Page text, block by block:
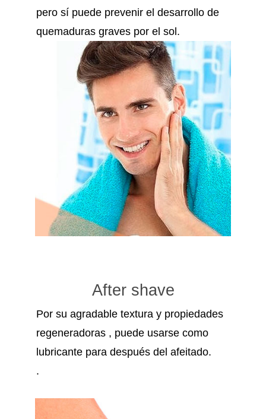
pero sí puede prevenir el desarrollo de
quemaduras graves por el sol.
After shave
Por su agradable textura y propiedades
regeneradoras , puede usarse como
lubricante para después del afeitado.
.